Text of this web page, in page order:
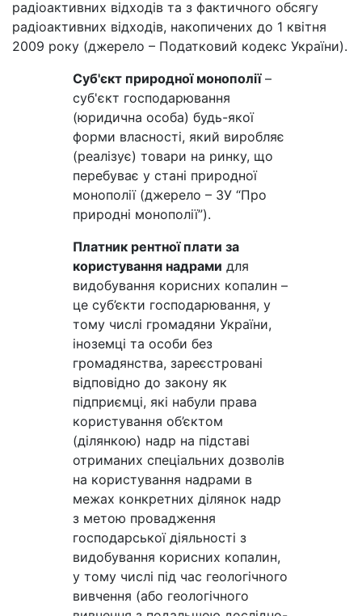
радіоактивних відходів та з фактичного обсягу
радіоактивних відходів, накопичених до 1 квітня
2009 року (джерело – Податковий кодекс України).
Суб'єкт природної монополії–
суб'єкт господарювання
(юридична особа) будь-якої
форми власності, який виробляє
(реалізує) товари на ринку, що
перебуває у стані природної
монополії (джерело – ЗУ “Про
природні монополії”).
Платник рентної плати за
користування надрами для
видобування корисних копалин –
це суб’єкти господарювання, у
тому числі громадяни України,
іноземці та особи без
громадянства, зареєстровані
відповідно до закону як
підприємці, які набули права
користування об’єктом
(ділянкою) надр на підставі
отриманих спеціальних дозволів
на користування надрами в
межах конкретних ділянок надр
з метою провадження
господарської діяльності з
видобування корисних копалин,
у тому числі під час геологічного
вивчення (або геологічного